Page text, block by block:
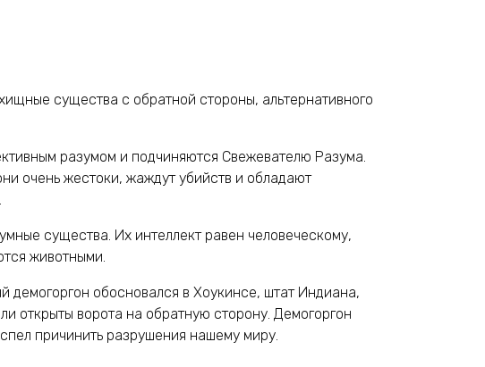
существа с обратной стороны, альтернативного
разумом и подчиняются Свежевателю Разума.
очень жестоки, жаждут убийств и обладают
существа. Их интеллект равен человеческому,
животными.
демогоргон обосновался в Хоукинсе, штат Индиана,
открыты ворота на обратную сторону. Демогоргон
причинить разрушения нашему миру.